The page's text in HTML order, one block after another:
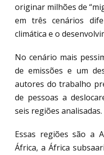
originar milhões de
em três cenários
climática e o
No cenário mais
de emissões e um
autores do trabalho
de pessoas a
seis regiões analisadas.
Essas regiões são a
África, a África